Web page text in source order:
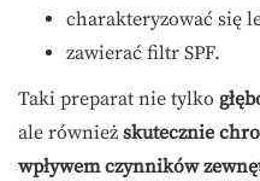
charakteryzować się
zawierać filtr SPF.
Taki preparat nie tylko
ale również skutecznie
wpływem czynników